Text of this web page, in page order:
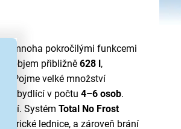
s mnoha pokročilými funkcemi
objem přibližně 628 l,
Pojme velké množství
v počtu 4–6 osob.
Systém Total No Frost
lednice, a zároveň brání